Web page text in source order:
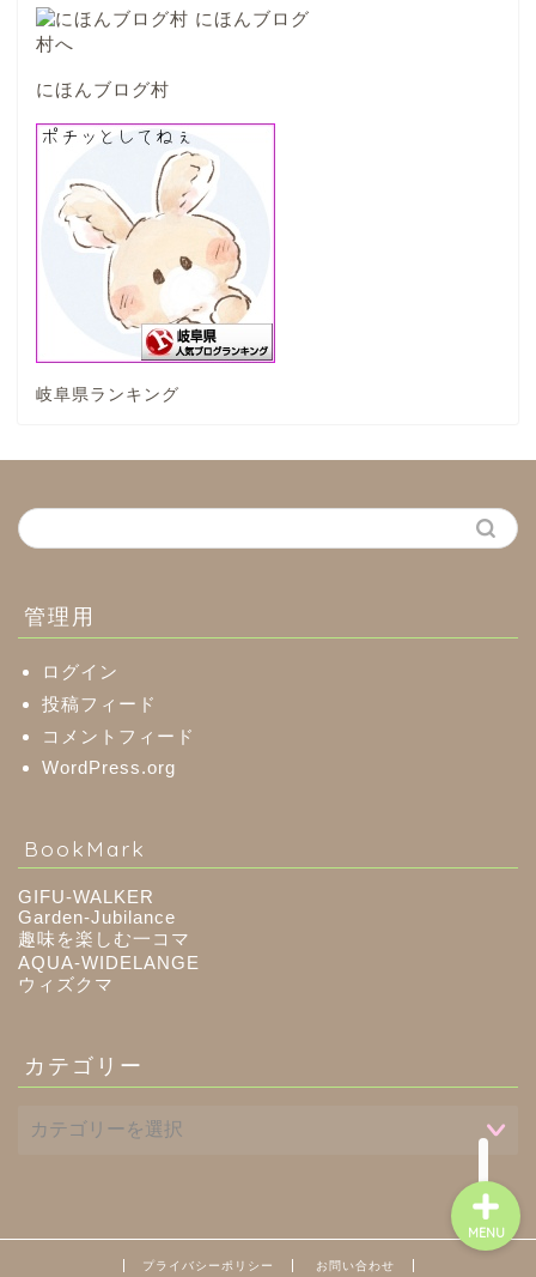
にほんブログ村
岐阜県ランキング
管理用
ログイン
投稿フィード
コメントフィード
WordPress.org
BookMark
GIFU-WALKER
Garden-Jubilance
趣味を楽しむ一コマ
AQUA-WIDELANGE
ウィズクマ
カテゴリー
プライバシーポリシー お問い合わせ
MENU
川辺町